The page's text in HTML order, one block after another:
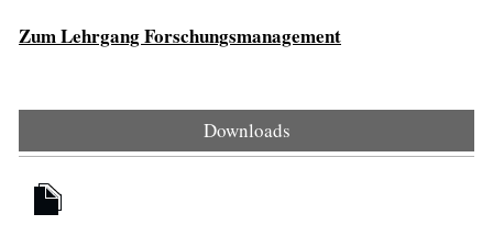
Zum Lehrgang Forschungsmanagement
Downloads